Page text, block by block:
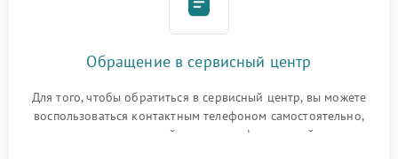
Обращение в сервисный центр
Для того, чтобы обратиться в сервисный центр, вы можете
воспользоваться контактным телефоном самостоятельно,
или оставить свой номер телефона на сайте